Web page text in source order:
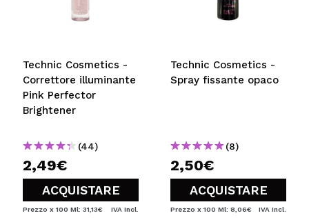
Technic Cosmetics -
Correttore illuminante
Pink Perfector
Brightener
(44)
2,49€
ACQUISTARE
Prezzo x 100 Ml: 31,13€ IVA Incl.
Technic Cosmetics -
Spray fissante opaco
(8)
2,50€
ACQUISTARE
Prezzo x 100 Ml: 8,06€ IVA Incl.